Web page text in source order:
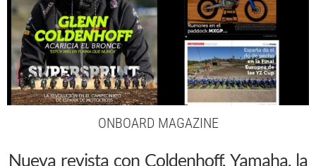
ONBOARD MAGAZINE
Nueva revista con Coldenhoff, Yamaha, la